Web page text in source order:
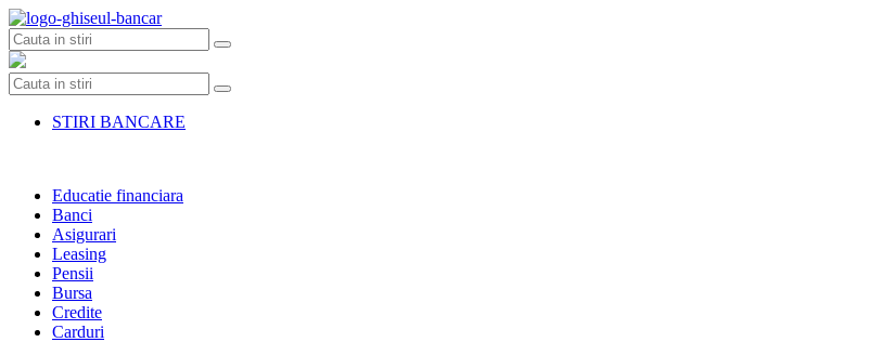
Skip
to
content
STIRI BANCARE
Educatie financiara
Banci
Asigurari
Leasing
Pensii
Bursa
Credite
Carduri